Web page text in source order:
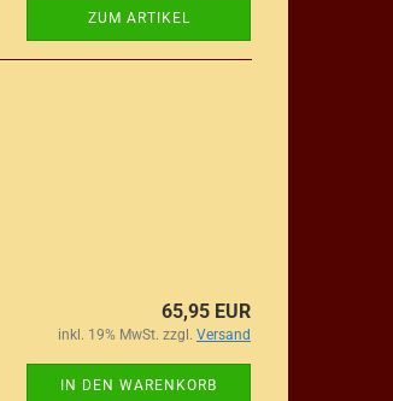
ZUM ARTIKEL
65,95 EUR
inkl. 19% MwSt. zzgl. Versand
IN DEN WARENKORB